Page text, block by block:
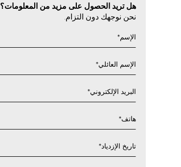
هل تريد الحصول على مزيد من المعلومات؟
نحن نوجهك دون التزام.
الإسم*
الإسم العائلي*
البريد الإلكتروني*
هاتف*
تاريخ الإزدياد*